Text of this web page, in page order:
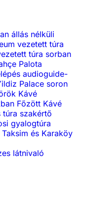
állás nélküli
vezetett túra
túra sorban
Palota
audioguide-
Palace soron
Kávé
Főzött Kávé
túra szakértő
gyalogtúra
és Karaköy
látnivaló